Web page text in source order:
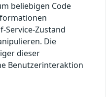
beliebigen Code
Service-Zustand
Die
dieser
Benutzerinteraktion